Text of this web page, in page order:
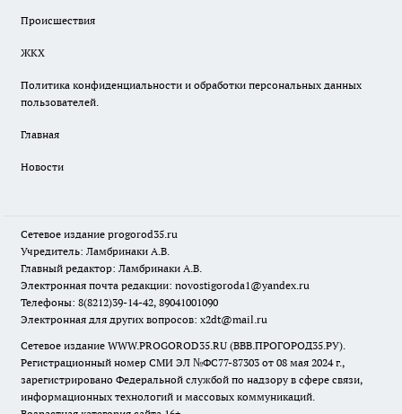
Происшествия
ЖКХ
Политика конфиденциальности и обработки персональных данных
пользователей.
Главная
Новости
Сетевое издание progorod35.ru
Учредитель: Ламбринаки А.В.
Главный редактор: Ламбринаки А.В.
Электронная почта редакции: novostigoroda1@yandex.ru
Телефоны: 8(8212)39-14-42, 89041001090
Электронная для других вопросов: x2dt@mail.ru
Сетевое издание WWW.PROGOROD35.RU (ВВВ.ПРОГОРОД35.РУ).
Регистрационный номер СМИ ЭЛ №ФС77-87303 от 08 мая 2024 г.,
зарегистрировано Федеральной службой по надзору в сфере связи,
информационных технологий и массовых коммуникаций.